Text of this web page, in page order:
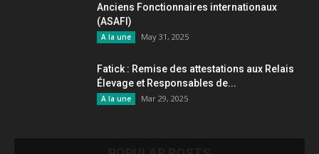
Anciens Fonctionnaires internationaux
(ASAFI)
A la une May 31, 2025
Fatick : Remise des attestations aux Relais
Élevage et Responsables de...
A la une Mar 29, 2025